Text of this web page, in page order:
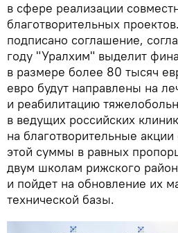
в сфере реализации
благотворительных
подписано соглашение,
году "Уралхим" выделит
в размере более 80 тысяч
евро будут направлены на
и реабилитацию
в ведущих российских
на благотворительные
этой суммы в равных
двум школам рижского
и пойдет на обновление их
технической базы.